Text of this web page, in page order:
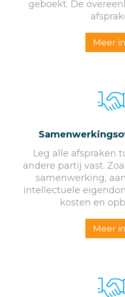
geboekt. De
Meer
Leg alle afspraken
andere partij vast.
samenwerking,
intellectuele
kosten en
Meer